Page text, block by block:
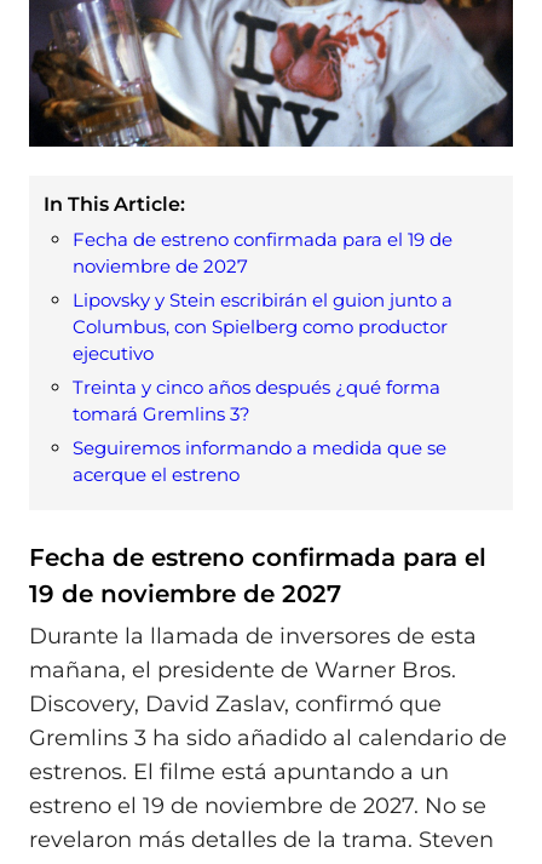
In This Article:
Fecha de estreno confirmada para el 19 de
noviembre de 2027
Lipovsky y Stein escribirán el guion junto a
Columbus, con Spielberg como productor
ejecutivo
Treinta y cinco años después ¿qué forma
tomará Gremlins 3?
Seguiremos informando a medida que se
acerque el estreno
Fecha de estreno confirmada para el
19 de noviembre de 2027
Durante la llamada de inversores de esta
mañana, el presidente de Warner Bros.
Discovery, David Zaslav, confirmó que
Gremlins 3 ha sido añadido al calendario de
estrenos. El filme está apuntando a un
estreno el 19 de noviembre de 2027. No se
revelaron más detalles de la trama. Steven